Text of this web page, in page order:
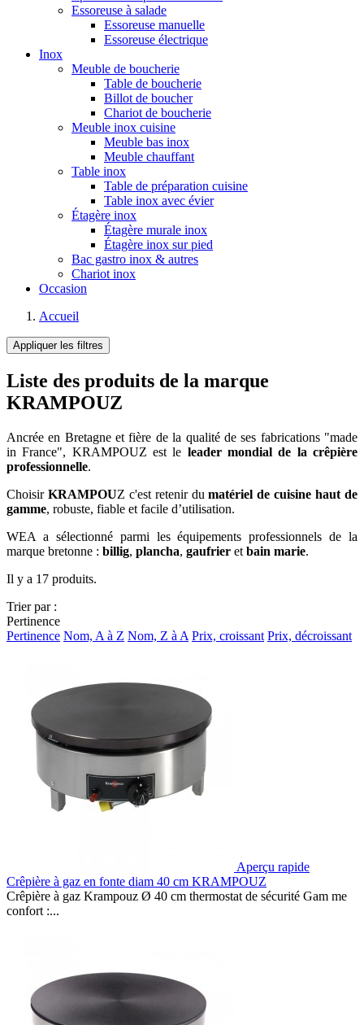
Essoreuse à salade
Essoreuse manuelle
Essoreuse électrique
Inox
Meuble de boucherie
Table de boucherie
Billot de boucher
Chariot de boucherie
Meuble inox cuisine
Meuble bas inox
Meuble chauffant
Table inox
Table de préparation cuisine
Table inox avec évier
Étagère inox
Étagère murale inox
Étagère inox sur pied
Bac gastro inox & autres
Chariot inox
Occasion
Accueil
Appliquer les filtres
Liste des produits de la marque
KRAMPOUZ
Ancrée en Bretagne et fière de la qualité de ses fabrications "made
in France", KRAMPOUZ est le leader mondial de la crêpière
professionnelle.
Choisir KRAMPOUZ c'est retenir dumatériel de cuisine haut de
gamme, robuste, fiable et facile d’utilisation.
WEA a sélectionné parmi les équipements professionnels de la
marque bretonne : billig, plancha, gaufrier et bain marie.
Il y a 17 produits.
Trier par :
Pertinence
Pertinence Nom, A à Z Nom, Z à A Prix, croissant Prix, décroissant
Aperçu rapide
Crêpière à gaz en fonte diam 40 cm KRAMPOUZ
Crêpière à gaz Krampouz Ø 40 cm thermostat de sécurité Gam me
confort :...